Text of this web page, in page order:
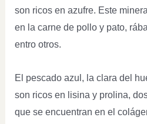
son ricos en azufre. Este
en la carne de pollo y pato,
entro otros.
El pescado azul, la clara del
son ricos en lisina y prolina,
que se encuentran en el